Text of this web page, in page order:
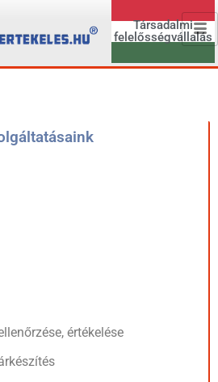
Társadalmi
felelősségvállalás
értékelése